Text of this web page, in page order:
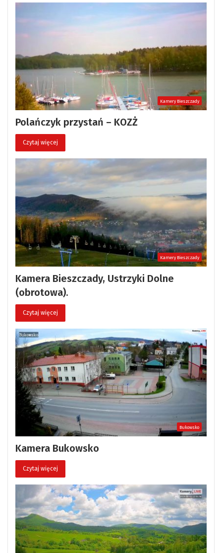
Kamery Bieszczady
Polańczyk przystań – KOZŻ
Czytaj więcej
Kamery Bieszczady
Kamera Bieszczady, Ustrzyki Dolne
(obrotowa).
Czytaj więcej
Bukowsko
Kamera Bukowsko
Czytaj więcej